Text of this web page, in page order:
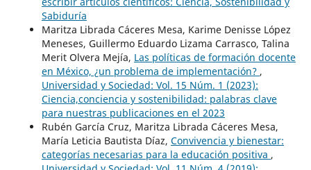
Sabiduría
Maritza Librada Cáceres Mesa, Karime Denisse López
Meneses, Guillermo Eduardo Lizama Carrasco, Talina
Merit Olvera Mejía, Las políticas de formación docente
en México, ¿un problema de implementación? ,
Universidad y Sociedad: Vol. 15 Núm. 1 (2023):
Ciencia,conciencia y sostenibilidad: palabras clave
para nuestras publicaciones en el 2023
Rubén García Cruz, Maritza Librada Cáceres Mesa,
María Leticia Bautista Díaz, Convivencia y bienestar:
categorías necesarias para la educación positiva ,